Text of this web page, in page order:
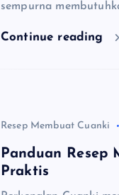
sempurna
Continue reading
Resep Membuat Cuanki
Panduan Resep
Praktis